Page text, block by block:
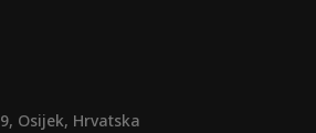
Osijek, Hrvatska